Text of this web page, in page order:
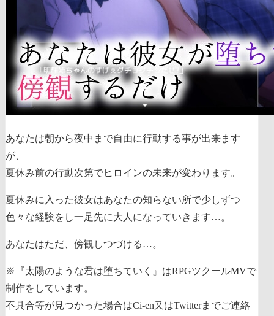
あなたは朝から夜中まで自由に行動する事が出来ます
が、
夏休み前の行動次第でヒロインの未来が変わります。
夏休みに入った彼女はあなたの知らない所で少しずつ
色々な経験をし一足先に大人になっていきます…。
あなたはただ、傍観しつづける…。
※『太陽のような君は堕ちていく』はRPGツクールMVで
制作をしています。
不具合等が見つかった場合はCi-en又はTwitterまでご連絡